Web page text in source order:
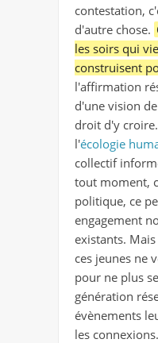
contestation,
d'autre chose.
les soirs qui
construisent
l'affirmation
d'une vision
droit d'y
l'écologie
collectif
tout moment,
politique, ce
engagement
existants.
ces jeunes ne
pour ne plus
génération
évènements
les connexions.